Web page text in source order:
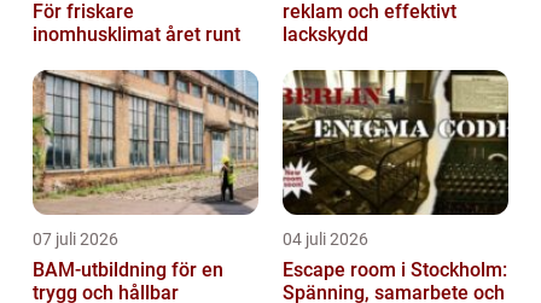
För friskare
inomhusklimat året runt
reklam och effektivt
lackskydd
07 juli 2026
BAM-utbildning för en
trygg och hållbar
04 juli 2026
Escape room i Stockholm:
Spänning, samarbete och